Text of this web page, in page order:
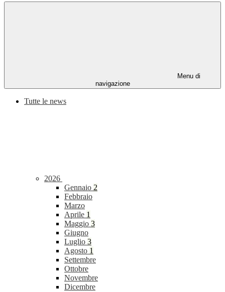
Menu di
navigazione
Tutte le news
2026
Gennaio 2
Febbraio
Marzo
Aprile 1
Maggio 3
Giugno
Luglio 3
Agosto 1
Settembre
Ottobre
Novembre
Dicembre